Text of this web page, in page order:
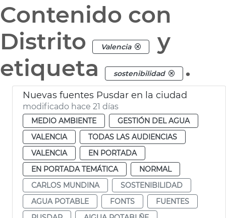
Contenido con
Distrito
Valencia
y
etiqueta
sostenibilidad .
Nuevas fuentes Pusdar en la ciudad
modificado hace 21 días
MEDIO AMBIENTE
GESTIÓN DEL AGUA
VALENCIA
TODAS LAS AUDIENCIAS
VALENCIA
EN PORTADA
EN PORTADA TEMÁTICA
NORMAL
CARLOS MUNDINA
SOSTENIBILIDAD
AGUA POTABLE
FONTS
FUENTES